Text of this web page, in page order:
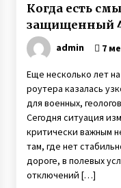
облил
3
В
без
жизнь
7
Вся
Когда есть
защищенный
admin 7
Еще несколько лет
роутера казалась
для военных,
Сегодня ситуация
критически важным
там, где нет
дороге, в полевых
отключений […]